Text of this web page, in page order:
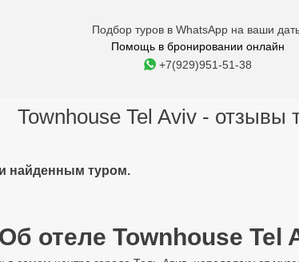
Подбор туров в WhatsApp на ваши
Помощь в бронировании онлайн
+7(929)951-51-38
Townhouse Tel Aviv - отзывы
найденным туром.
Об отеле Townhouse Tel